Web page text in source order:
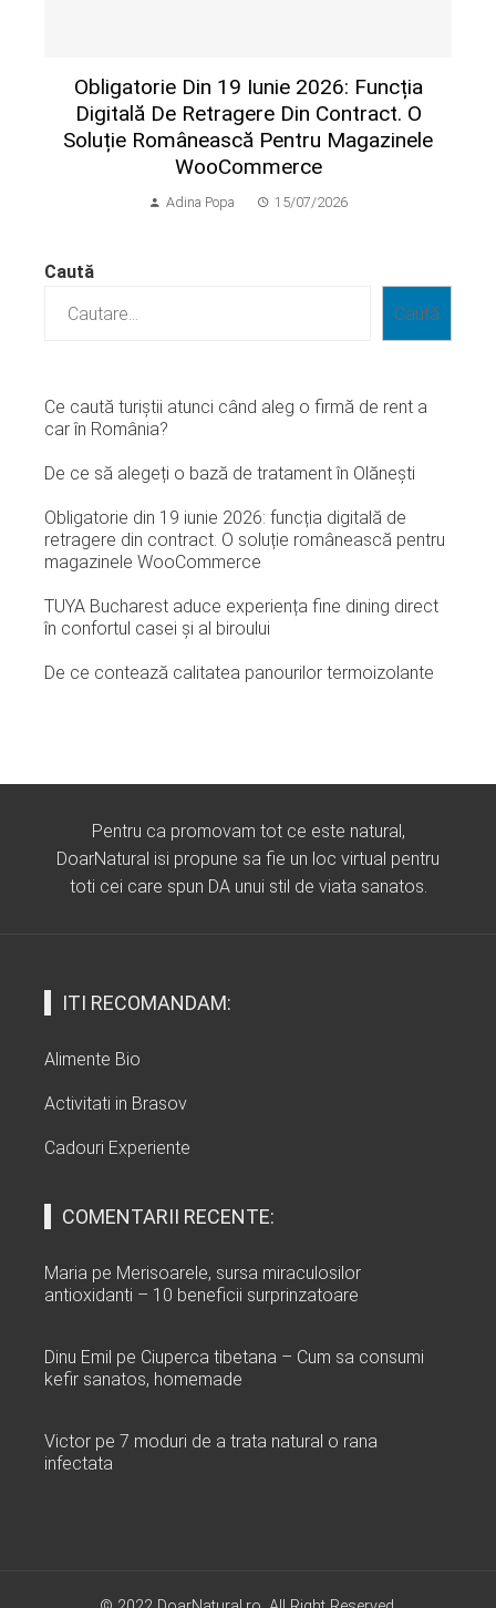
Obligatorie Din 19 Iunie 2026: Funcția
Digitală De Retragere Din Contract. O
Soluție Românească Pentru Magazinele
WooCommerce
Adina Popa 15/07/2026
Caută
Caută
Ce caută turiștii atunci când aleg o firmă de rent a
car în România?
De ce să alegeți o bază de tratament în Olănești
Obligatorie din 19 iunie 2026: funcția digitală de
retragere din contract. O soluție românească pentru
magazinele WooCommerce
TUYA Bucharest aduce experiența fine dining direct
în confortul casei și al biroului
De ce contează calitatea panourilor termoizolante
Pentru ca promovam tot ce este natural,
DoarNatural isi propune sa fie un loc virtual pentru
toti cei care spun DA unui stil de viata sanatos.
ITI RECOMANDAM:
Alimente Bio
Activitati in Brasov
Cadouri Experiente
COMENTARII RECENTE:
Maria pe Merisoarele, sursa miraculosilor
antioxidanti – 10 beneficii surprinzatoare
Dinu Emil pe Ciuperca tibetana – Cum sa consumi
kefir sanatos, homemade
Victor pe 7 moduri de a trata natural o rana
infectata